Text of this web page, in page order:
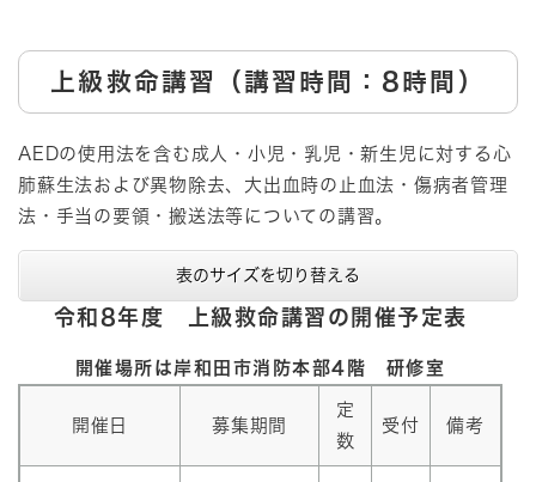
上級救命講習（講習時間：8時間）
​AEDの使用法を含む成人・小児・乳児・新生児に対する心
肺蘇生法および異物除去、大出血時の止血法・傷病者管理
法・手当の要領・搬送法等についての講習。
表のサイズを切り替える
令和8年度 上級救命講習の開催予定表
開催場所は岸和田市消防本部4階 研修室
開催日 募集期間
定
数
受付 備考